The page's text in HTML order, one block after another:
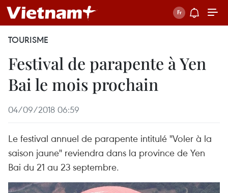
TOURISME
Festival de parapente à Yen
Bai le mois prochain
04/09/2018 06:59
Le festival annuel de parapente intitulé "Voler à la
saison jaune" reviendra dans la province de Yen
Bai du 21 au 23 septembre.